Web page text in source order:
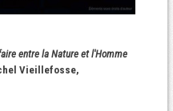
entre la Nature et l'Homme
Vieillefosse,